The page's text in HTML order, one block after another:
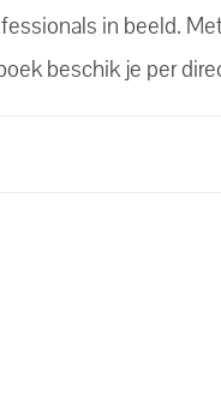
in beeld.
beschik je per